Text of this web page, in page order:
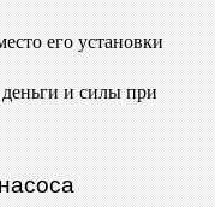
его установки
и силы при